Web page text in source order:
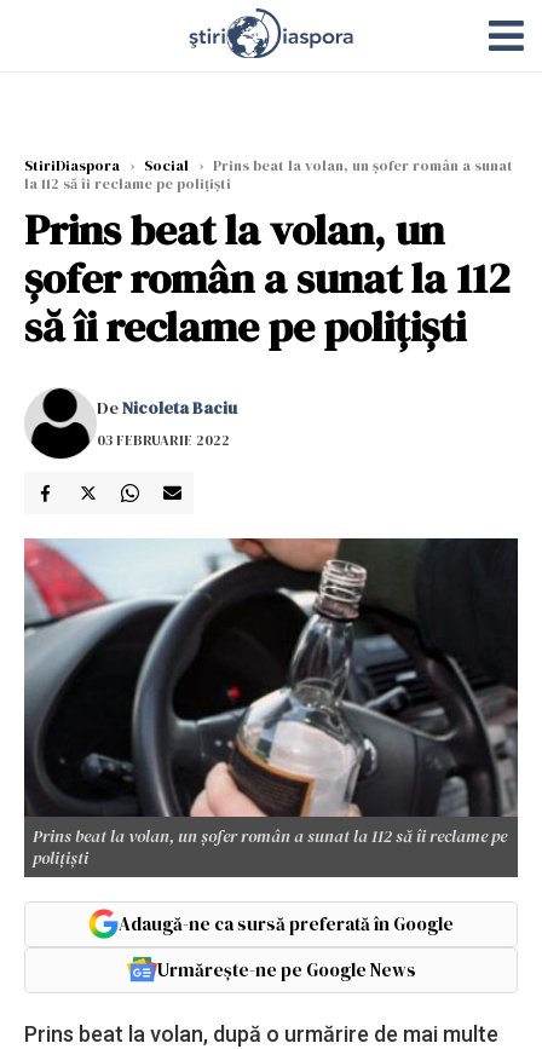
StiriDiaspora › Social › Prins beat la volan, un șofer român a sunat
la 112 să îi reclame pe polițiști
Prins beat la volan, un
șofer român a sunat la 112
să îi reclame pe polițiști
DeNicoleta Baciu
03 FEBRUARIE 2022
Prins beat la volan, un șofer român a sunat la 112 să îi reclame pe
polițiști
Adaugă-ne ca sursă preferată în Google
Urmărește-ne pe Google News
Prins beat la volan, după o urmărire de mai multe